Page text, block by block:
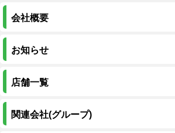
会社概要
お知らせ
店舗一覧
関連会社(グループ)